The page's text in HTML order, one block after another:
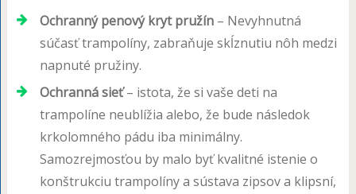
Ochranný penový kryt pružín– Nevyhnutná
súčasť trampolíny, zabraňuje skĺznutiu nôh medzi
napnuté pružiny.
Ochranná sieť– istota, že si vaše deti na
trampolíne neublížia alebo, že bude následok
krkolomného pádu iba minimálny.
Samozrejmosťou by malo byť kvalitné istenie o
konštrukciu trampolíny a sústava zipsov a klipsní,